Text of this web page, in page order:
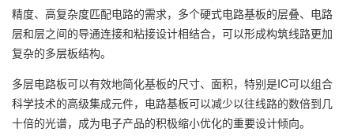
精度、高复杂度匹配电路的需求，多个硬式电路基板的层叠、电路
层和层之间的导通连接和粘接设计相结合，可以形成构筑线路更加
复杂的多层板结构。
多层电路板可以有效地简化基板的尺寸、面积，特别是IC可以组合
科学技术的高级集成元件，电路基板可以减少以往线路的数倍到几
十倍的光谱，成为电子产品的积极缩小优化的重要设计倾向。